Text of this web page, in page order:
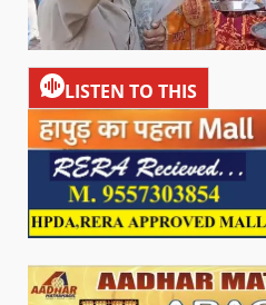
LISTEN TO THIS